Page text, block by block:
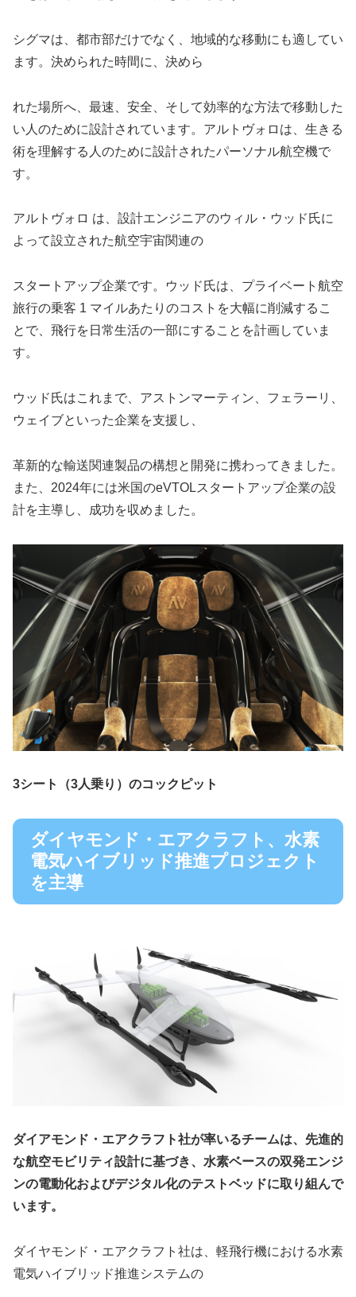
シグマは、都市部だけでなく、地域的な移動にも適してい
ます。決められた時間に、決めら
れた場所へ、最速、安全、そして効率的な方法で移動した
い人のために設計されています。アルトヴォロは、生きる
術を理解する人のために設計されたパーソナル航空機で
す。
アルトヴォロ は、設計エンジニアのウィル・ウッド氏に
よって設立された航空宇宙関連の
スタートアップ企業です。ウッド氏は、プライベート航空
旅行の乗客 1 マイルあたりのコストを大幅に削減するこ
とで、飛行を日常生活の一部にすることを計画していま
す。
ウッド氏はこれまで、アストンマーティン、フェラーリ、
ウェイブといった企業を支援し、
革新的な輸送関連製品の構想と開発に携わってきました。
また、2024年には米国のeVTOLスタートアップ企業の設
計を主導し、成功を収めました。
3シート（3人乗り）のコックピット
ダイヤモンド・エアクラフト、水素
電気ハイブリッド推進プロジェクト
を主導
ダイアモンド・エアクラフト社が率いるチームは、先進的
な航空モビリティ設計に基づき、水素ベースの双発エンジ
ンの電動化およびデジタル化のテストベッドに取り組んで
います。
ダイヤモンド・エアクラフト社は、軽飛行機における水素
電気ハイブリッド推進システムの